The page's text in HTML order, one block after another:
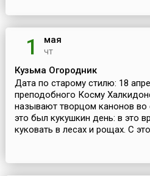
1 мая
чт
Кузьма Огородник
Дата по старому стилю: 18
преподобного Косму
называют творцом канонов во
это был кукушкин день: в это
куковать в лесах и рощах. С